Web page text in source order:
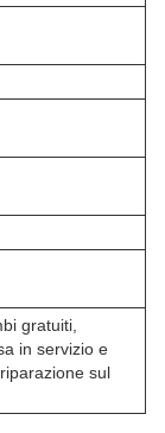
gratuiti,
in servizio e
sul